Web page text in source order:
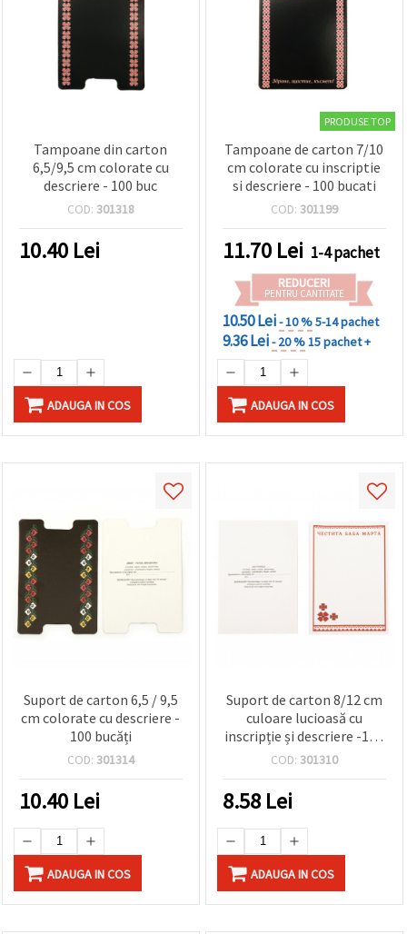
Tampoane din carton
6,5/9,5 cm colorate cu
descriere - 100 buc
COD: 301318
10.40 Lei
ADAUGA IN COS
PRODUSE TOP
Tampoane de carton 7/10
cm colorate cu inscriptie
si descriere - 100 bucati
COD: 301199
11.70 Lei 1-4 pachet
REDUCERI
PENTRU CANTITATE
10.50 Lei- 10 %5-14 pachet
9.36 Lei- 20 %15 pachet +
ADAUGA IN COS
Suport de carton 6,5 / 9,5
cm colorate cu descriere -
100 bucăți
COD: 301314
10.40 Lei
ADAUGA IN COS
Suport de carton 8/12 cm
culoare lucioasă cu
inscripție și descriere -100
bucăți
COD: 301310
8.58 Lei
ADAUGA IN COS